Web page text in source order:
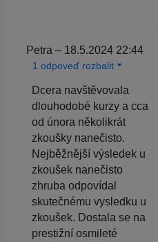
Petra – 18.5.2024 22:44
1 odpoveď rozbalit
Dcera navštěvovala
dlouhodobé kurzy a cca
od února několikrát
zkoušky nanečisto.
Nejběžnější výsledek u
zkoušek nanečisto
zhruba odpovídal
skutečnému vysledku u
zkoušek. Dostala se na
prestižní osmileté